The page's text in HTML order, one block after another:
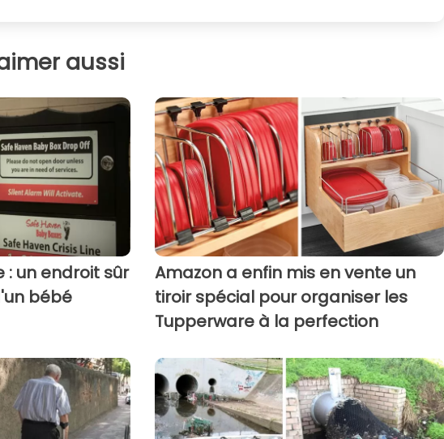
aussi
: un endroit sûr
bébé
Amazon a enfin mis en vente un
tiroir spécial pour organiser les
Tupperware à la perfection